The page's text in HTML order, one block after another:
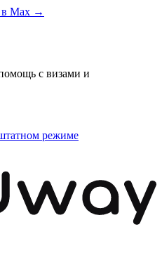
в Max →
с визами и
режиме